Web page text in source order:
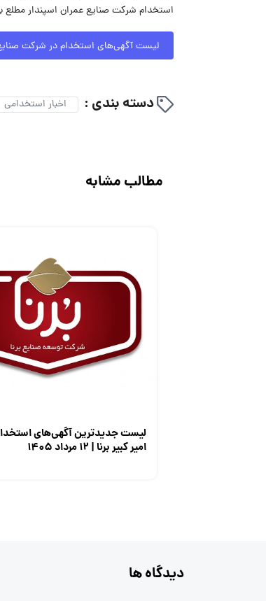
استخدام شرکت صنایع عمران اسپندار
لیست آگهی‌های استخدام در شرکت
دسته بندی : اخبار استخدامی
مطالب مشابه
لیست جدیدترین آگهی‌های
امیر کبیر برنا | ۱۲ مرداد ۱۴۰۵
دیدگاه ها